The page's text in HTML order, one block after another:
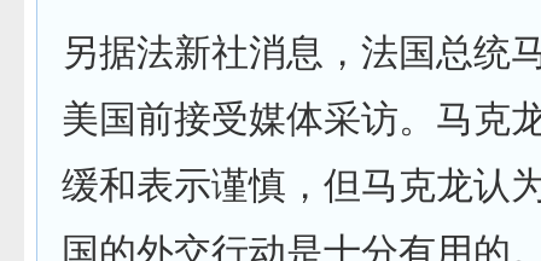
另据法新社消息，法国总统
美国前接受媒体采访。马克
缓和表示谨慎，但马克龙认
国的外交行动是十分有用的